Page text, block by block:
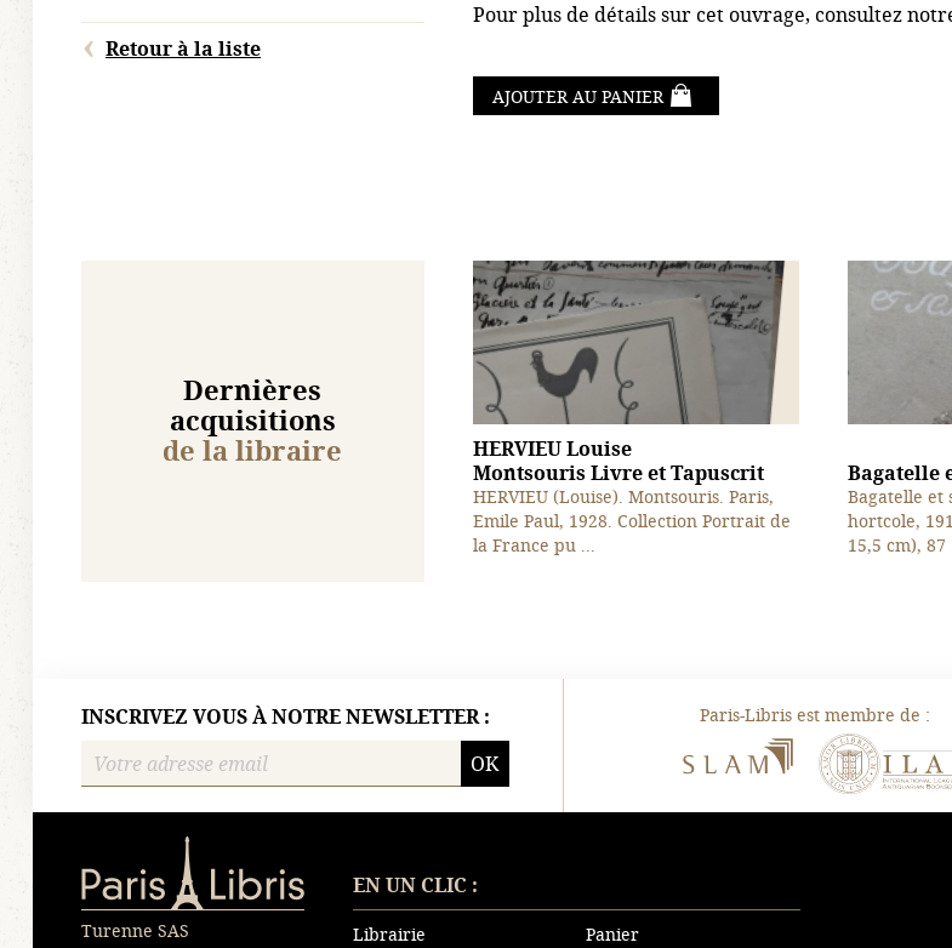
Retour à la liste
Pour plus de détails sur cet ouvrage, consultez
AJOUTER AU PANIER
Dernières
acquisitions
de la libraire
HERVIEU Louise
Montsouris Livre et Tapuscrit
HERVIEU (Louise). Montsouris. Paris,
Emile Paul, 1928. Collection Portrait de
la France pu ...
Bagatelle
Bagatelle et
hortcole,
15,5 cm), 87
INSCRIVEZ VOUS À NOTRE NEWSLETTER :
OK
Paris-Libris est membre de :
SLAM
Turenne SAS
EN UN CLIC :
Librairie
Panier